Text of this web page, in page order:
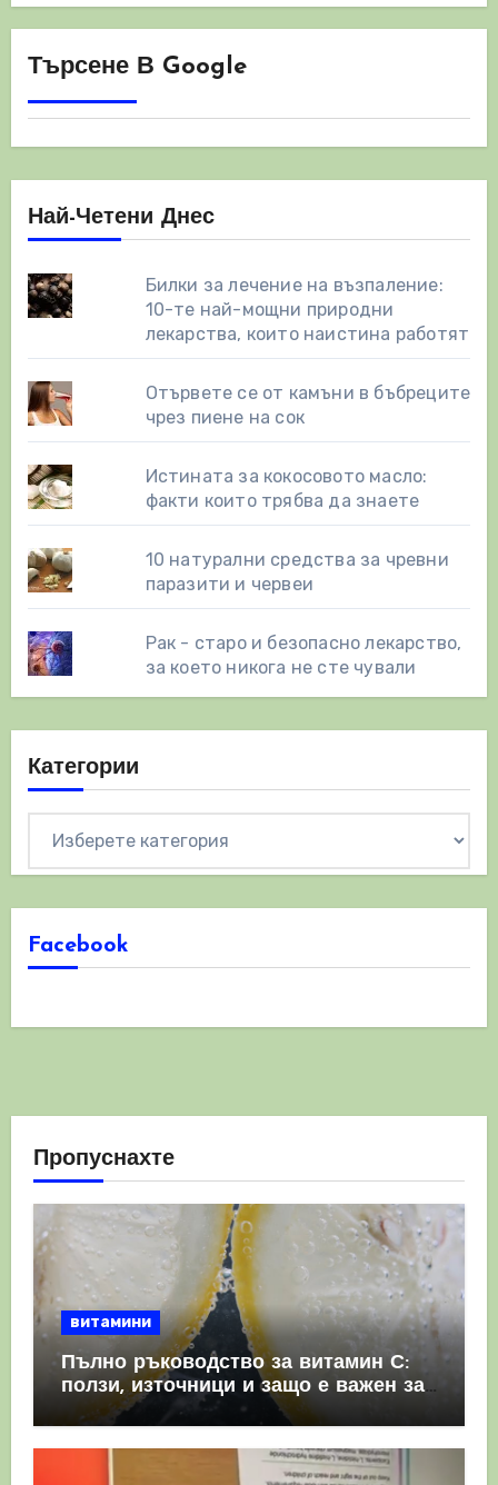
Търсене В Google
Най-Четени Днес
Билки за лечение на възпаление:
10-те най-мощни природни
лекарства, които наистина работят
Отървете се от камъни в бъбреците
чрез пиене на сок
Истината за кокосовото масло:
факти които трябва да знаете
10 натурални средства за чревни
паразити и червеи
Рак - старо и безопасно лекарство,
за което никога не сте чували
Категории
Facebook
Пропуснахте
витамини
Пълно ръководство за витамин С:
ползи, източници и защо е важен за
имунната система